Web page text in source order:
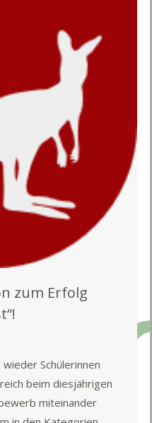
zum Erfolg
Schülerinnen
beim diesjährigen
miteinander